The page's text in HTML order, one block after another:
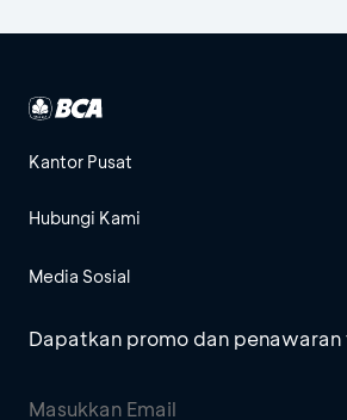
Kantor Pusat
Hubungi Kami
Media Sosial
Dapatkan promo dan